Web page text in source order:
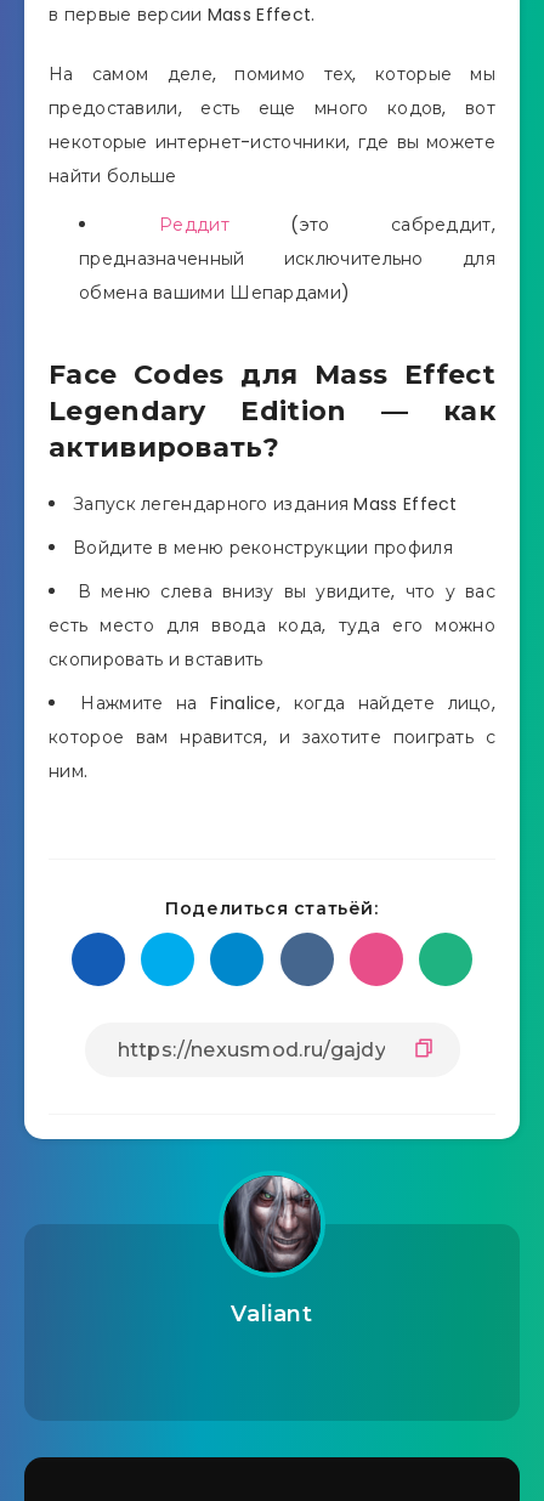
в первые версии Mass Effect.
На самом деле, помимо тех, которые мы
предоставили, есть еще много кодов, вот
некоторые интернет-источники, где вы можете
найти больше
Реддит(это сабреддит,
предназначенный исключительно для
обмена вашими Шепардами)
Face Codes для Mass Effect
Legendary Edition — как
активировать?
Запуск легендарного издания Mass Effect
Войдите в меню реконструкции профиля
В меню слева внизу вы увидите, что у вас
есть место для ввода кода, туда его можно
скопировать и вставить
Нажмите на Finalice, когда найдете лицо,
которое вам нравится, и захотите поиграть с
ним.
Поделиться статьёй:
Valiant